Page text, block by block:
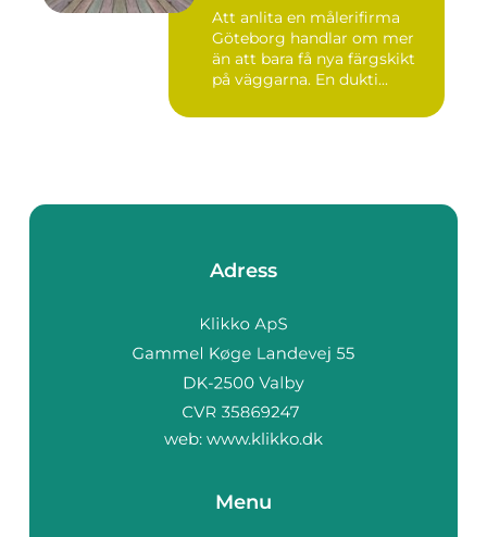
Att anlita en målerifirma
Göteborg handlar om mer
än att bara få nya färgskikt
på väggarna. En dukti...
Adress
web: www.klikko.dk
Menu